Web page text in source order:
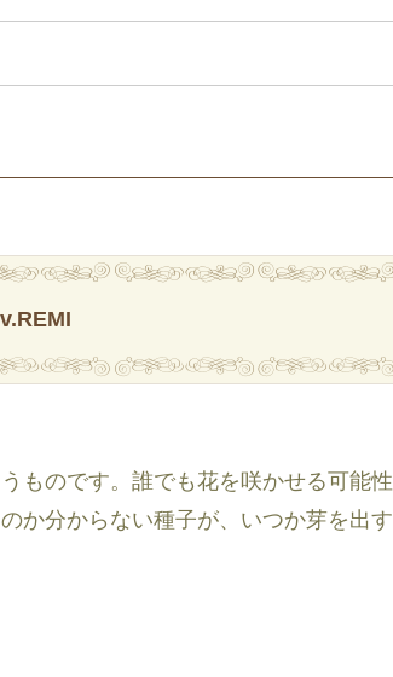
ものです。誰でも花を咲かせる可能性
か分からない種子が、いつか芽を出す